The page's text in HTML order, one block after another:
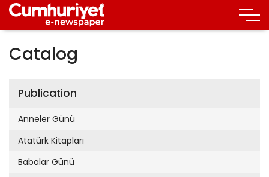
Catalog
Publication
Anneler Günü
Atatürk Kitapları
Babalar Günü